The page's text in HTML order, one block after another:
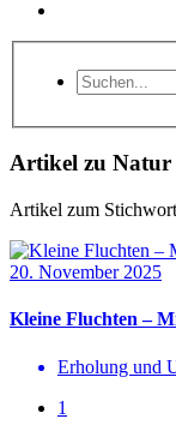
Artikel zu Natur
Artikel zum Stichwort
20. November 2025
Kleine Fluchten –
Erholung und
1